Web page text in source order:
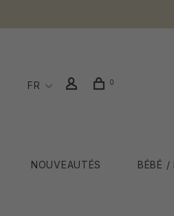
FR 0
NOUVEAUTÉS BÉBÉ /